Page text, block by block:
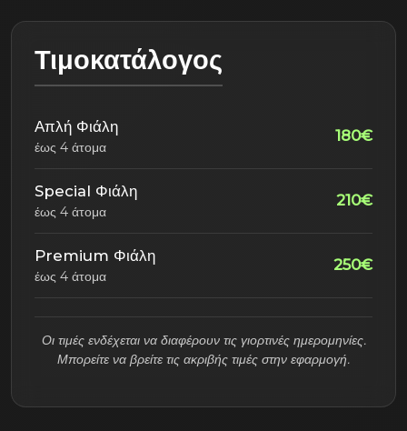
Τιμοκατάλογος
Απλή Φιάλη
έως 4 άτομα
180€
Special Φιάλη
έως 4 άτομα
210€
Premium Φιάλη
έως 4 άτομα
250€
Οι τιμές ενδέχεται να διαφέρουν τις γιορτινές ημερομηνίες.
Μπορείτε να βρείτε τις ακριβής τιμές στην εφαρμογή.